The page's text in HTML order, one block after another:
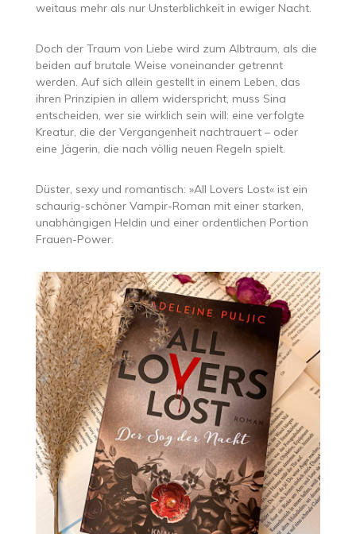
weitaus mehr als nur Unsterblichkeit in ewiger Nacht.
Doch der Traum von Liebe wird zum Albtraum, als die
beiden auf brutale Weise voneinander getrennt
werden. Auf sich allein gestellt in einem Leben, das
ihren Prinzipien in allem widerspricht, muss Sina
entscheiden, wer sie wirklich sein will: eine verfolgte
Kreatur, die der Vergangenheit nachtrauert – oder
eine Jägerin, die nach völlig neuen Regeln spielt.
Düster, sexy und romantisch: »All Lovers Lost« ist ein
schaurig-schöner Vampir-Roman mit einer starken,
unabhängigen Heldin und einer ordentlichen Portion
Frauen-Power.